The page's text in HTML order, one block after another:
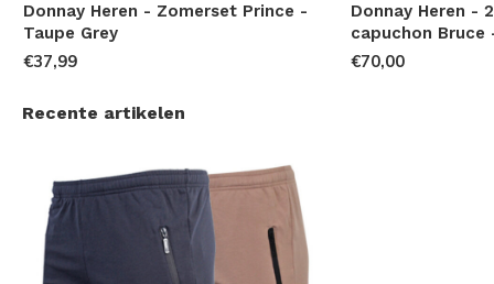
Donnay Heren - Zomerset Prince -
Taupe Grey
€37,99
Donnay Heren -
capuchon Bruce
€70,00
Recente artikelen